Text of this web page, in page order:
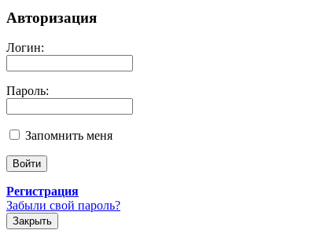
Авторизация
Логин:
Пароль:
Запомнить меня
Регистрация
Забыли свой пароль?
Закрыть